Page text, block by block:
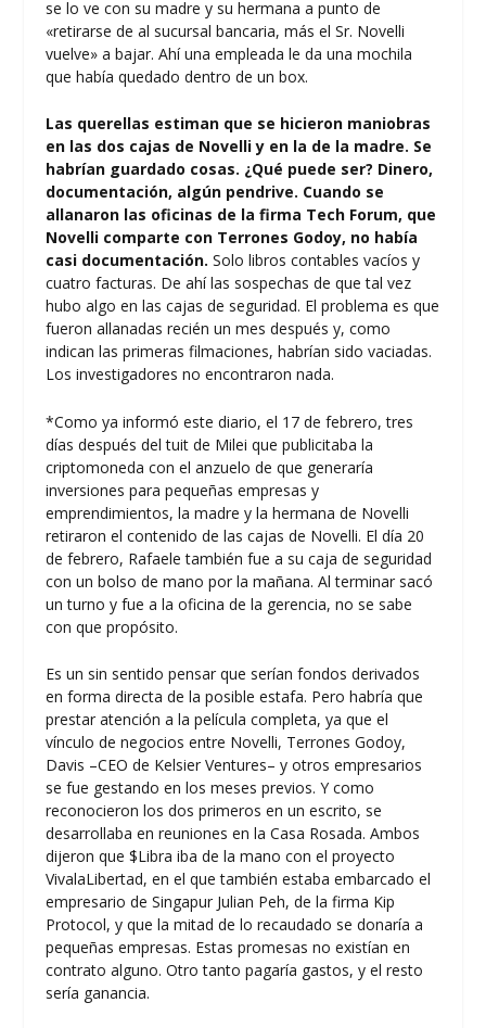
se lo ve con su madre y su hermana a punto de
«retirarse de al sucursal bancaria, más el Sr. Novelli
vuelve» a bajar. Ahí una empleada le da una mochila
que había quedado dentro de un box.
Las querellas estiman que se hicieron maniobras
en las dos cajas de Novelli y en la de la madre. Se
habrían guardado cosas. ¿Qué puede ser? Dinero,
documentación, algún pendrive. Cuando se
allanaron las oficinas de la firma Tech Forum, que
Novelli comparte con Terrones Godoy, no había
casi documentación.Solo libros contables vacíos y
cuatro facturas. De ahí las sospechas de que tal vez
hubo algo en las cajas de seguridad. El problema es que
fueron allanadas recién un mes después y, como
indican las primeras filmaciones, habrían sido vaciadas.
Los investigadores no encontraron nada.
*Como ya informó este diario, el 17 de febrero, tres
días después del tuit de Milei que publicitaba la
criptomoneda con el anzuelo de que generaría
inversiones para pequeñas empresas y
emprendimientos, la madre y la hermana de Novelli
retiraron el contenido de las cajas de Novelli. El día 20
de febrero, Rafaele también fue a su caja de seguridad
con un bolso de mano por la mañana. Al terminar sacó
un turno y fue a la oficina de la gerencia, no se sabe
con que propósito.
Es un sin sentido pensar que serían fondos derivados
en forma directa de la posible estafa. Pero habría que
prestar atención a la película completa, ya que el
vínculo de negocios entre Novelli, Terrones Godoy,
Davis –CEO de Kelsier Ventures– y otros empresarios
se fue gestando en los meses previos. Y como
reconocieron los dos primeros en un escrito, se
desarrollaba en reuniones en la Casa Rosada. Ambos
dijeron que $Libra iba de la mano con el proyecto
VivalaLibertad, en el que también estaba embarcado el
empresario de Singapur Julian Peh, de la firma Kip
Protocol, y que la mitad de lo recaudado se donaría a
pequeñas empresas. Estas promesas no existían en
contrato alguno. Otro tanto pagaría gastos, y el resto
sería ganancia.